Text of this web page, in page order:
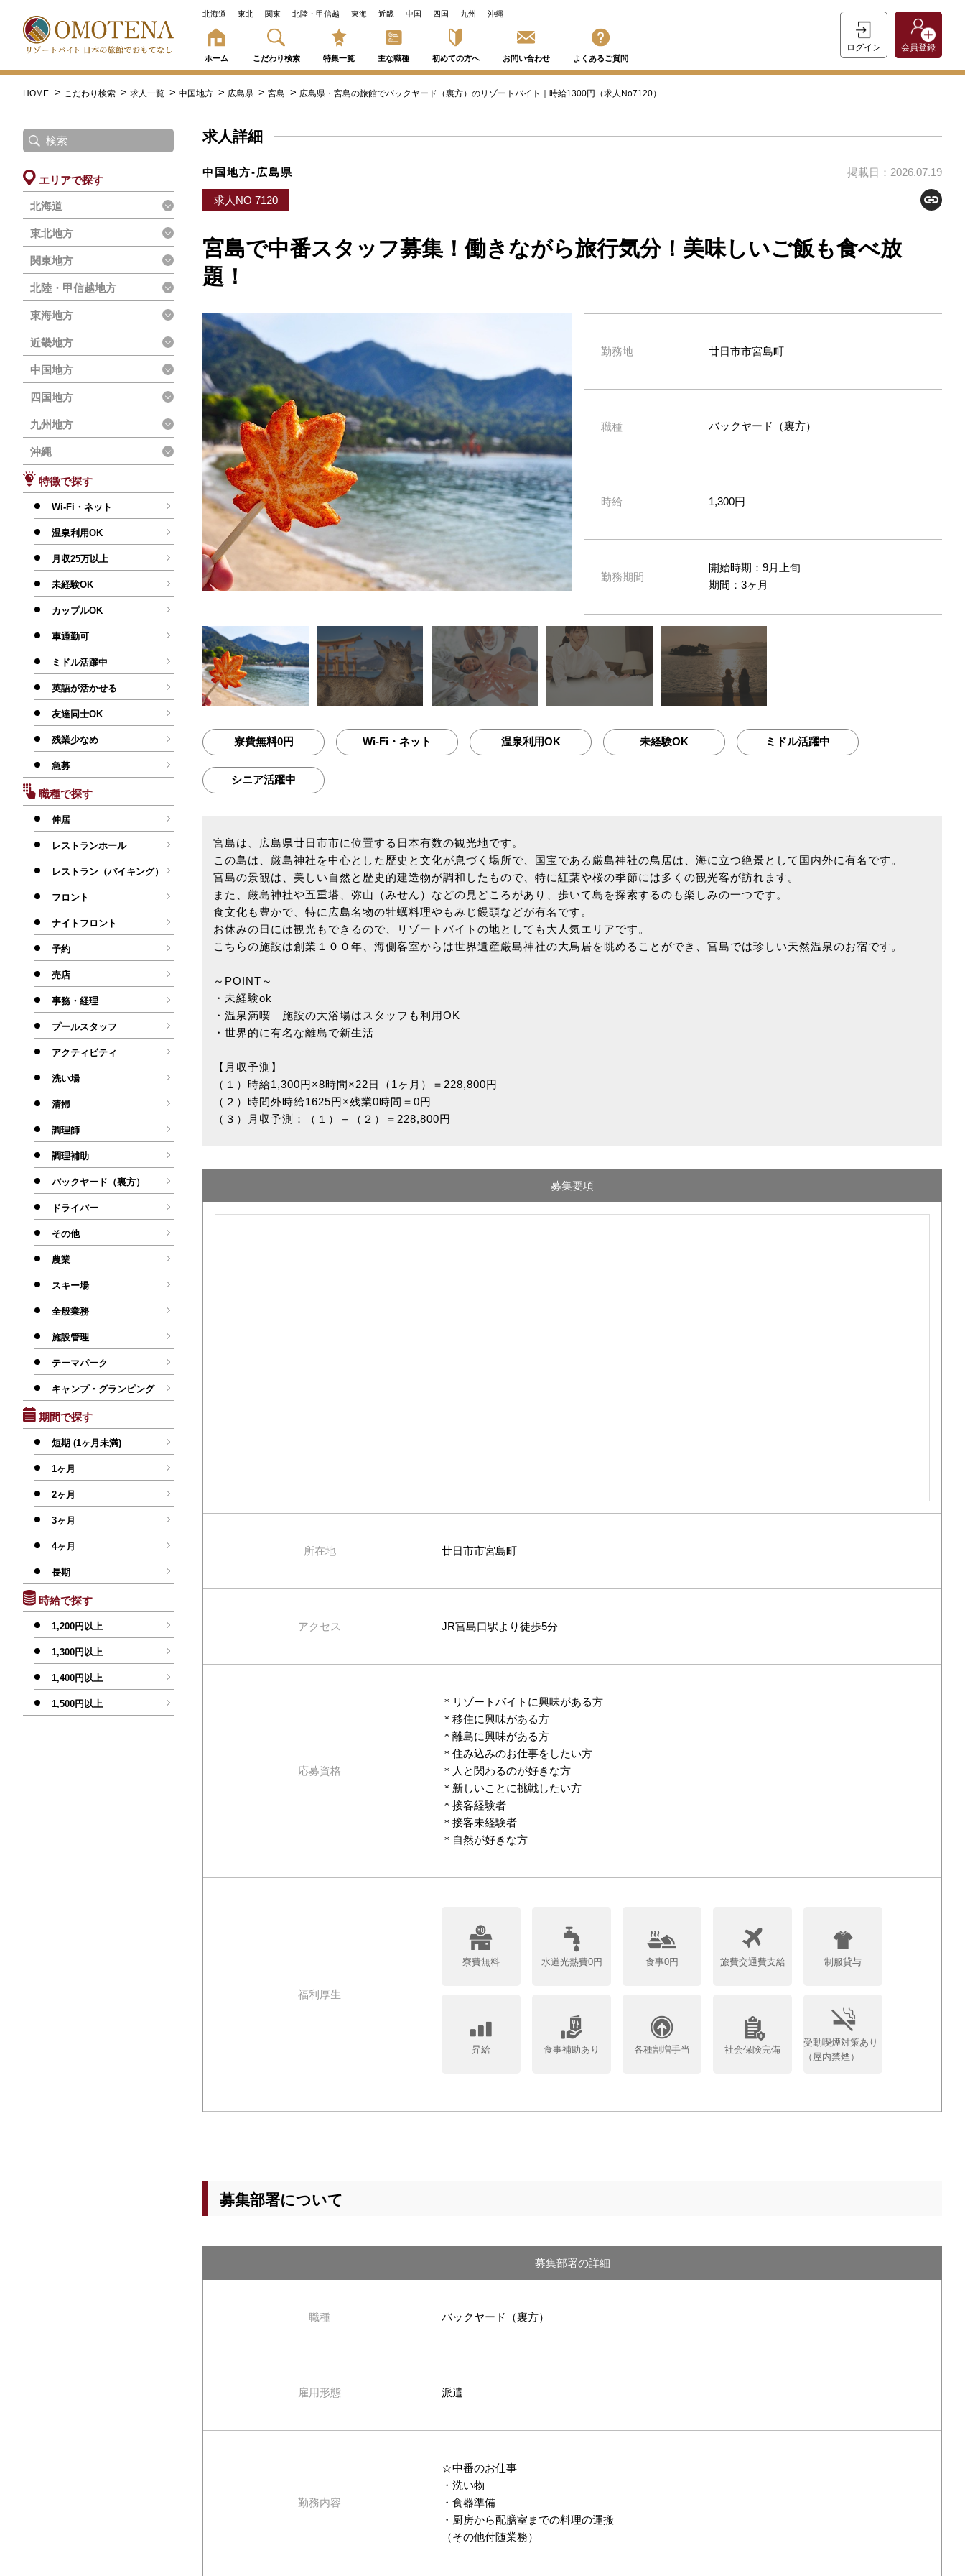
北海道 東北 関東 北陸・甲信越 東海 近畿 中国 四国 九州 沖縄
ホーム こだわり検索 特集一覧 主な職種 初めての方へ お問い合わせ よくあるご質問
ログイン 会員登録
HOME こだわり検索 求人一覧 中国地方 広島県 宮島 広島県・宮島の旅館でバックヤード（裏方）のリゾートバイト｜時給1300円（求人No7120）
エリアで探す
北海道
東北地方
関東地方
北陸・甲信越地方
東海地方
近畿地方
中国地方
四国地方
九州地方
沖縄
特徴で探す
Wi-Fi・ネット
温泉利用OK
月収25万以上
未経験OK
カップルOK
車通勤可
ミドル活躍中
英語が活かせる
友達同士OK
残業少なめ
急募
職種で探す
仲居
レストランホール
レストラン（バイキング）
フロント
ナイトフロント
予約
売店
事務・経理
プールスタッフ
アクティビティ
洗い場
清掃
調理師
調理補助
バックヤード（裏方）
ドライバー
その他
農業
スキー場
全般業務
施設管理
テーマパーク
キャンプ・グランピング
期間で探す
短期 (1ヶ月未満)
1ヶ月
2ヶ月
3ヶ月
4ヶ月
長期
時給で探す
1,200円以上
1,300円以上
1,400円以上
1,500円以上
求人詳細
中国地方-広島県 掲載日：2026.07.19
求人NO 7120
宮島で中番スタッフ募集！働きながら旅行気分！美味しいご飯も食べ放
題！
勤務地 廿日市市宮島町
職種 バックヤード（裏方）
時給 1,300円
勤務期間
開始時期：9月上旬
期間：3ヶ月
寮費無料0円 Wi-Fi・ネット 温泉利用OK 未経験OK ミドル活躍中
シニア活躍中
宮島は、広島県廿日市市に位置する日本有数の観光地です。
この島は、厳島神社を中心とした歴史と文化が息づく場所で、国宝である厳島神社の鳥居は、海に立つ絶景として国内外に有名です。
宮島の景観は、美しい自然と歴史的建造物が調和したもので、特に紅葉や桜の季節には多くの観光客が訪れます。
また、厳島神社や五重塔、弥山（みせん）などの見どころがあり、歩いて島を探索するのも楽しみの一つです。
食文化も豊かで、特に広島名物の牡蠣料理やもみじ饅頭などが有名です。
お休みの日には観光もできるので、リゾートバイトの地としても大人気エリアです。
こちらの施設は創業１００年、海側客室からは世界遺産厳島神社の大鳥居を眺めることができ、宮島では珍しい天然温泉のお宿です。
～POINT～
・未経験ok
・温泉満喫 施設の大浴場はスタッフも利用OK
・世界的に有名な離島で新生活
【月収予測】
（１）時給1,300円×8時間×22日（1ヶ月）＝228,800円
（２）時間外時給1625円×残業0時間＝0円
（３）月収予測：（１）＋（２）＝228,800円
募集要項
所在地 廿日市市宮島町
アクセス JR宮島口駅より徒歩5分
応募資格
＊リゾートバイトに興味がある方
＊移住に興味がある方
＊離島に興味がある方
＊住み込みのお仕事をしたい方
＊人と関わるのが好きな方
＊新しいことに挑戦したい方
＊接客経験者
＊接客未経験者
＊自然が好きな方
福利厚生
寮費無料 水道光熱費0円 食事0円 旅費交通費支給 制服貸与
昇給 食事補助あり 各種割増手当 社会保険完備
受動喫煙対策あり
（屋内禁煙）
募集部署について
募集部署の詳細
職種 バックヤード（裏方）
雇用形態 派遣
勤務内容
☆中番のお仕事
・洗い物
・食器準備
・厨房から配膳室までの料理の運搬
（その他付随業務）